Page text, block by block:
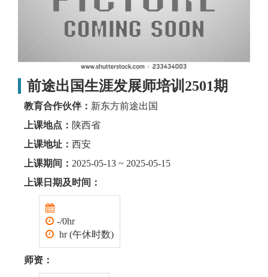
前途出国生涯发展师培训2501期
教育合作伙伴： 新东方前途出国
上课地点： 陕西省
上课地址： 西安
上课期间： 2025-05-13 ~ 2025-05-15
上课日期及时间：
-/0hr
hr (午休时数)
师资：